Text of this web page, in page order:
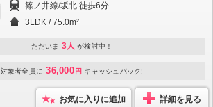
篠ノ井線/坂北 徒歩6分
3LDK / 75.0m²
ただいま 3人 が検討中！
対象者全員に 36,000 円 キャッシュバック!
お気に入りに追加 詳細を見る